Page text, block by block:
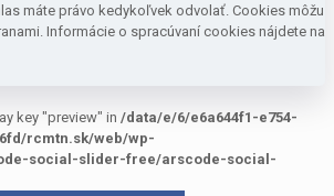
máte právo kedykoľvek odvolať. Cookies môžu
Informácie o spracúvaní cookies nájdete na
key "preview" in /data/e/6/e6a644f1-e754-
rcmtn.sk/web/wp-
social-slider-free/arscode-social-